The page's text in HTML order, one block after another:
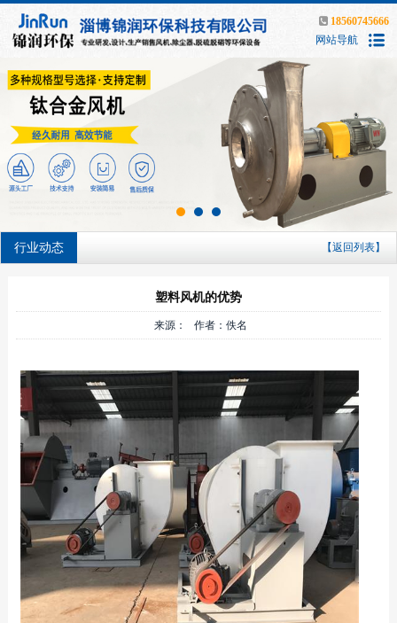
18560745666
网站导航
行业动态 【返回列表】
塑料风机的优势
来源： 作者：佚名